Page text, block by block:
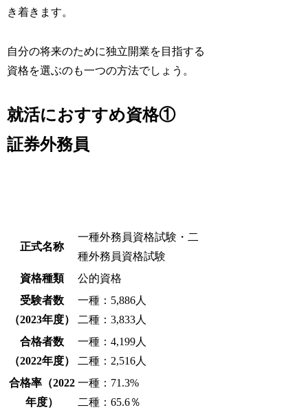
き着きます。
自分の将来のために独立開業を目指する
資格を選ぶのも一つの方法でしょう。
就活におすすめ資格①
証券外務員
正式名称
一種外務員資格試験・二
種外務員資格試験
資格種類
公的資格
受験者数
（2023年度）
一種：5,886人
二種：3,833人
合格者数
（2022年度）
一種：4,199人
二種：2,516人
合格率（2022
年度）
一種：71.3%
二種：65.6％